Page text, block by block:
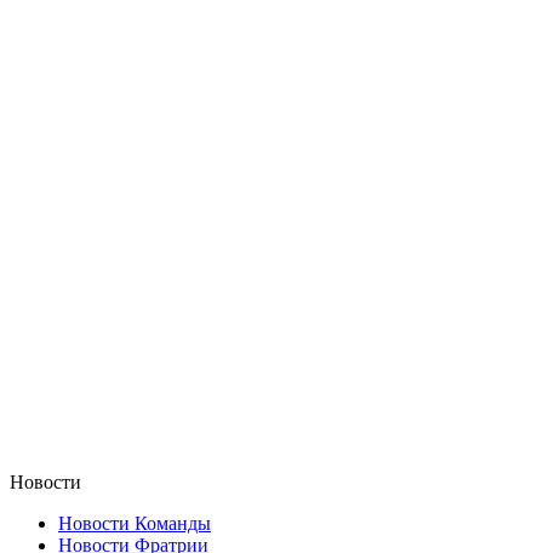
Новости
Новости Команды
Новости Фратрии